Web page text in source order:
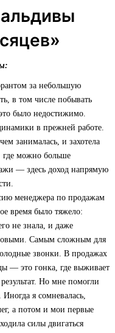
за небольшую
в том числе побывать
было недостижимо.
в прежней работе.
занималась, и захотела
где можно больше
— здесь доход напрямую
менеджера по продажам
время было тяжело:
не знала, и даже
Самым сложным для
звонки. В продажах
— это гонка, где выживает
Но мне помогли
я сомневалась,
а потом и мои первые
силы двигаться